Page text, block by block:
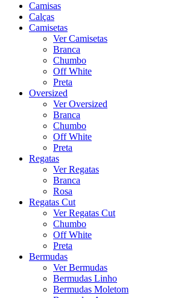
Camisas
Calças
Camisetas
Ver Camisetas
Branca
Chumbo
Off White
Preta
Oversized
Ver Oversized
Branca
Chumbo
Off White
Preta
Regatas
Ver Regatas
Branca
Rosa
Regatas Cut
Ver Regatas Cut
Chumbo
Off White
Preta
Bermudas
Ver Bermudas
Bermudas Linho
Bermudas Moletom